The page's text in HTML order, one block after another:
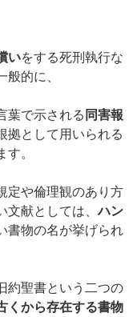
いをする死刑執行な
的に、
葉で示される 同害報
拠として用いられる
。
定や倫理観のあり方
文献としては、ハン
書物の名が挙げられ
約聖書という二つの
くから存在する書物